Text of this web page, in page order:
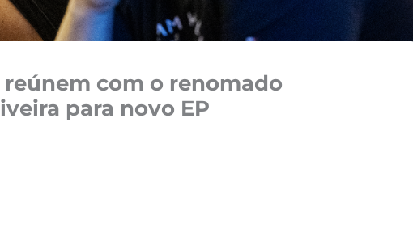
reúnem com o renomado
para novo EP